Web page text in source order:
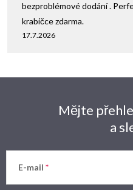
17.7.2026
bezproblémové dodání .
krabičce zdarma.
Mějte
a
E-mail